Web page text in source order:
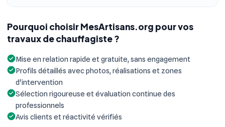
Pourquoi choisir MesArtisans.org pour vos
travaux de chauffagiste ?
Mise en relation rapide et gratuite, sans engagement
Profils détaillés avec photos, réalisations et zones
d'intervention
Sélection rigoureuse et évaluation continue des
professionnels
Avis clients et réactivité vérifiés